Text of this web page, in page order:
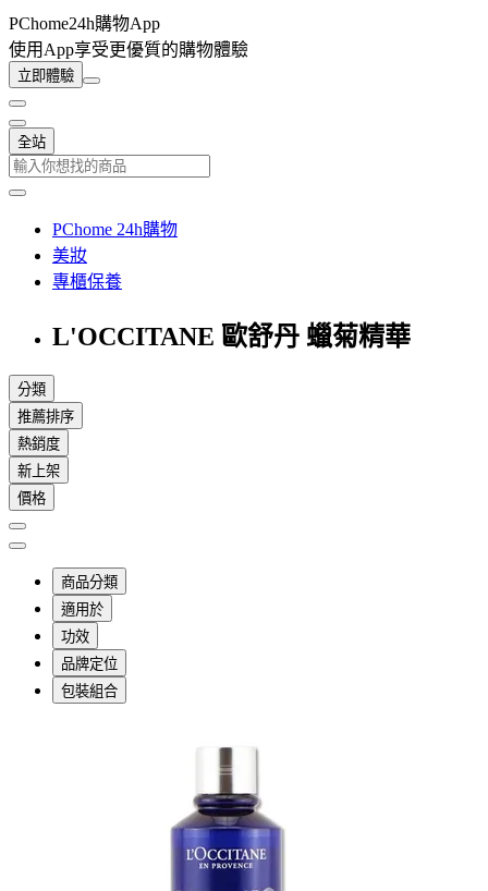
PChome24h購物App
使用App享受更優質的購物體驗
立即體驗
全站
PChome 24h購物
美妝
專櫃保養
L'OCCITANE 歐舒丹 蠟菊精華
分類
推薦排序
熱銷度
新上架
價格
商品分類
適用於
功效
品牌定位
包裝組合